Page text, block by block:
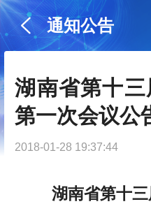
通知公告
湖南省第十
第一次会议公
2018-01-28 19:37:44
湖南省第十